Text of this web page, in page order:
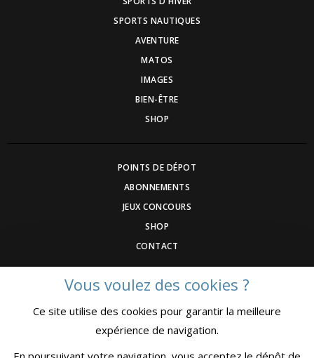
SPORTS NAUTIQUES
AVENTURE
MATOS
IMAGES
BIEN-ÊTRE
SHOP
POINTS DE DÉPOT
ABONNEMENTS
JEUX CONCOURS
SHOP
CONTACT
DEVENEZ ANNONCEUR
COMMUNIQUEZ UN ÉVENEMNT
CGV
MENTIONS LÉGALES
Vous voulez des cookies ?
Ce site utilise des cookies pour garantir la meilleure
expérience de navigation.